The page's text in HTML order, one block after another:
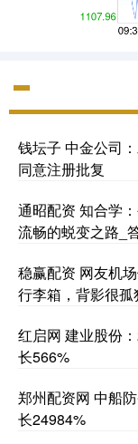
钱坛子 中金公司
同意注册批复
通昭配资 知合学
流畅的蜕变之路_
稳赢配资 网友机
行李箱，背影很孤
红启网 建业股份
长566%
郑州配资网 中船
长24984%